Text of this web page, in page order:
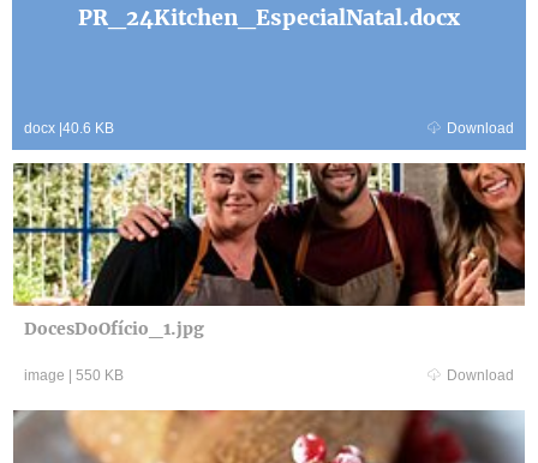
PR_24Kitchen_EspecialNatal.docx
docx |40.6 KB Download
DocesDoOfício_1.jpg
image | 550 KB Download